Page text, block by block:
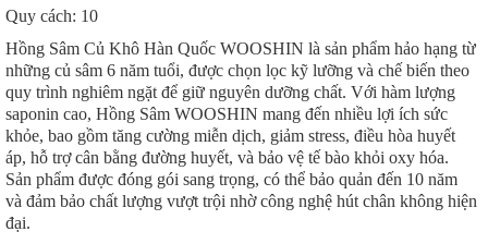
Quy cách: 10
Hồng Sâm Củ Khô Hàn Quốc WOOSHIN là sản phẩm hảo hạng từ
những củ sâm 6 năm tuổi, được chọn lọc kỹ lưỡng và chế biến theo
quy trình nghiêm ngặt để giữ nguyên dưỡng chất. Với hàm lượng
saponin cao, Hồng Sâm WOOSHIN mang đến nhiều lợi ích sức
khỏe, bao gồm tăng cường miễn dịch, giảm stress, điều hòa huyết
áp, hỗ trợ cân bằng đường huyết, và bảo vệ tế bào khỏi oxy hóa.
Sản phẩm được đóng gói sang trọng, có thể bảo quản đến 10 năm
và đảm bảo chất lượng vượt trội nhờ công nghệ hút chân không hiện
đại.